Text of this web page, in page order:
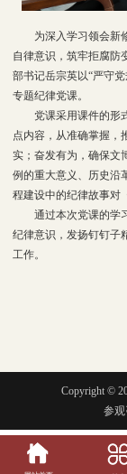
为深入学习领会新
自律意识，筑牢拒腐防
部书记岳宗英以“严守
专题纪律党课。
党课采用课件的形
点内容，从准确掌握，
实；奋发有为，确保文
例的重大意义、历史沿
程建设中的纪律故事对
通过本次党课的学
纪律意识，发扬钉钉子
工作。
Copyright ©
参